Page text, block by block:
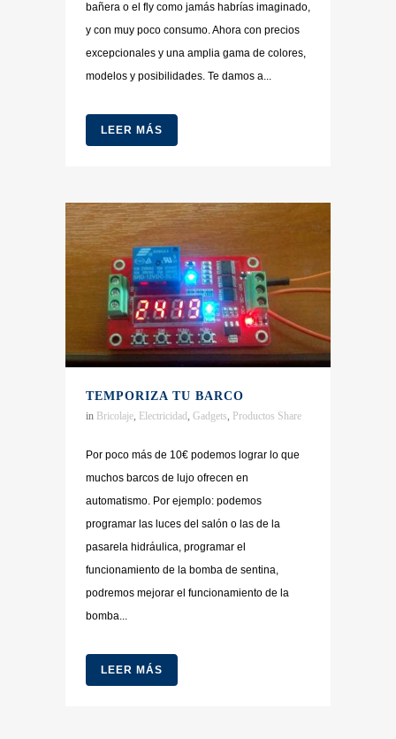
bañera o el fly como jamás habrías imaginado,
y con muy poco consumo. Ahora con precios
excepcionales y una amplia gama de colores,
modelos y posibilidades. Te damos a...
LEER MÁS
TEMPORIZA TU BARCO
in Bricolaje, Electricidad, Gadgets, Productos Share
Por poco más de 10€ podemos lograr lo que
muchos barcos de lujo ofrecen en
automatismo. Por ejemplo: podemos
programar las luces del salón o las de la
pasarela hidráulica, programar el
funcionamiento de la bomba de sentina,
podremos mejorar el funcionamiento de la
bomba...
LEER MÁS